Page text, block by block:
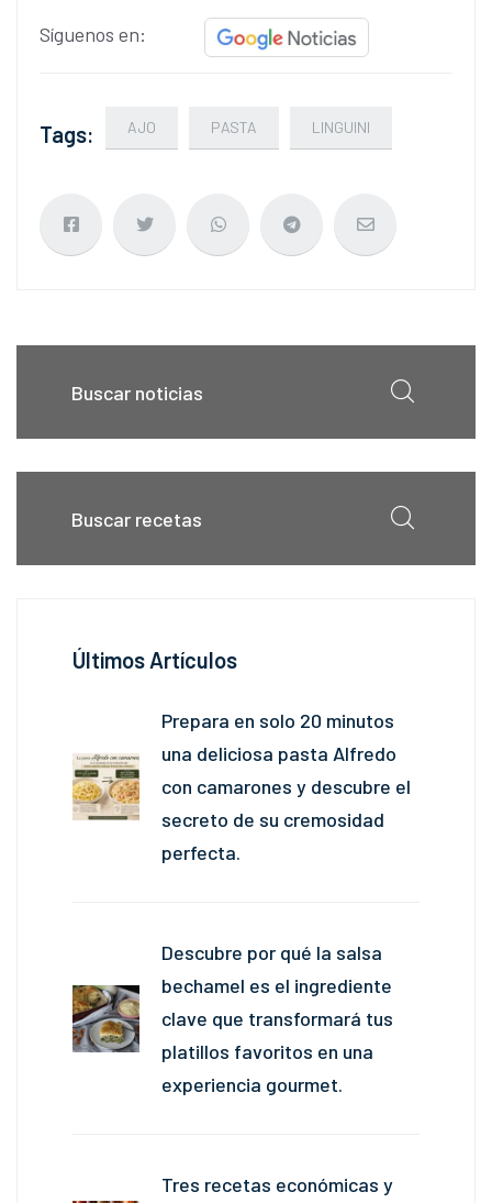
Síguenos en:
Tags: AJO PASTA LINGUINI
Últimos Artículos
Prepara en solo 20 minutos
una deliciosa pasta Alfredo
con camarones y descubre el
secreto de su cremosidad
perfecta.
Descubre por qué la salsa
bechamel es el ingrediente
clave que transformará tus
platillos favoritos en una
experiencia gourmet.
Tres recetas económicas y